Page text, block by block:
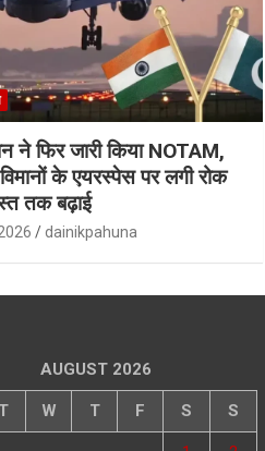
ने फिर जारी किया NOTAM,
के एयरस्पेस पर लगी रोक
तक बढ़ाई
dainikpahuna
AUGUST 2026
T W T F S S